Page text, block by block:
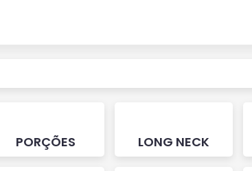
PORÇÕES LONG NECK